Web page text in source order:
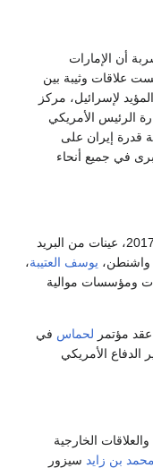
مسربة أن الإمارات
علاقات وثيبة بين
لإسرائيل، مركز
الرئيس الأمريكي
قدرة إيران على
في جميع أنحاء
نشر موقع "إنترسبت الأمريكي"، في 3 يونيو 2017، عينات من البريد
واشنطن، يوسف العتيبة،
ومؤسسات موالية
عقد مؤتمر لحماس في
الدفاع الأمريكي
والعلاقات الخارجية
محمد بن زايد سيزور